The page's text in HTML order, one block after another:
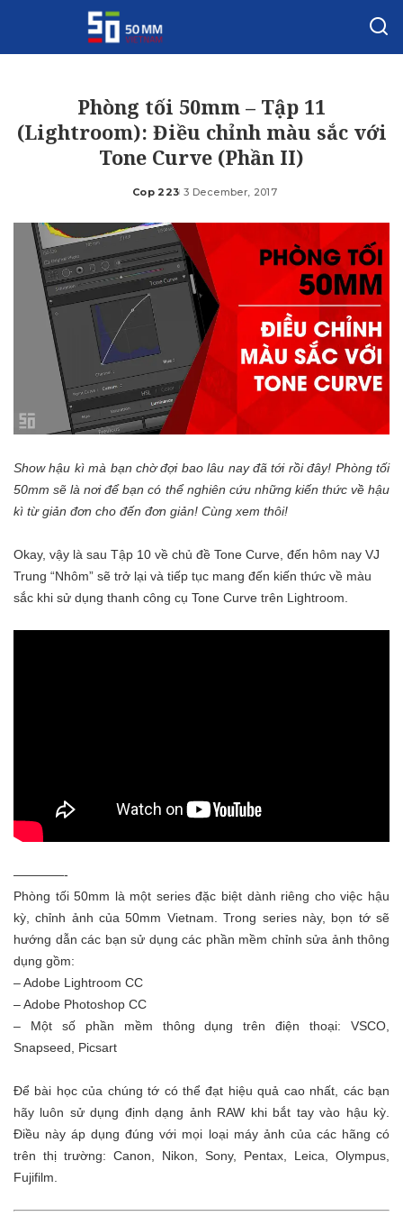
Phòng tối 50mm – Tập 11
(Lightroom): Điều chỉnh màu sắc với
Tone Curve (Phần II)
Posted
Cop 223 3 December, 2017
Show hậu kì mà bạn chờ đợi bao lâu nay đã tới rồi đây! Phòng tối
50mm sẽ là nơi để bạn có thể nghiên cứu những kiến thức về hậu
kì từ giản đơn cho đến đơn giản! Cùng xem thôi!
Okay, vậy là sau Tập 10 về chủ đề Tone Curve, đến hôm nay VJ
Trung “Nhôm” sẽ trở lại và tiếp tục mang đến kiến thức về màu
sắc khi sử dụng thanh công cụ Tone Curve trên Lightroom.
————-
Phòng tối 50mm là một series đặc biệt dành riêng cho việc hậu
kỳ, chỉnh ảnh của 50mm Vietnam. Trong series này, bọn tớ sẽ
hướng dẫn các bạn sử dụng các phần mềm chỉnh sửa ảnh thông
dụng gồm:
– Adobe Lightroom CC
– Adobe Photoshop CC
– Một số phần mềm thông dụng trên điện thoại: VSCO,
Snapseed, Picsart
Để bài học của chúng tớ có thể đạt hiệu quả cao nhất, các bạn
hãy luôn sử dụng định dạng ảnh RAW khi bắt tay vào hậu kỳ.
Điều này áp dụng đúng với mọi loại máy ảnh của các hãng có
trên thị trường: Canon, Nikon, Sony, Pentax, Leica, Olympus,
Fujifilm.